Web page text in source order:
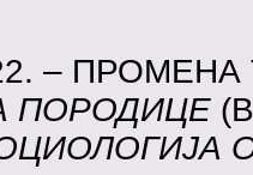
–
ПОРОДИЦЕ